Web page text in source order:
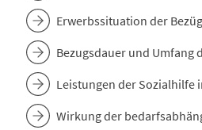
Erwerbssituation der
Bezugsdauer und Umfang
Leistungen der Sozialhilfe
Wirkung der